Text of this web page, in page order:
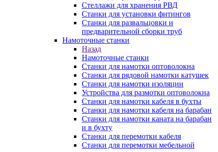
Стеллажи для хранения РВД
Станки для установки фитингов
Станки для развальцовки и
предварительной сборки труб
Намоточные станки
Назад
Намоточные станки
Станки для намотки оптоволокна
Станки для рядовой намотки катушек
Станки для намотки изоляции
Устройства для размотки оптоволокна
Станки для намотки кабеля в бухты
Станки для намотки кабеля на барабан
Станки для намотки каната на барабан
и в бухту
Станки для перемотки кабеля
Станки для перемотки мебельной